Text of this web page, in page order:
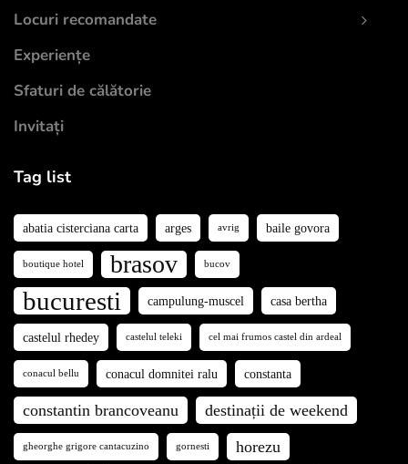
Locuri recomandate
Experiențe
Sfaturi de călătorie
Invitați
Tag list
abatia cisterciana carta arges avrig baile govora
boutique hotel brasov bucov
bucuresti campulung-muscel casa bertha
castelul rhedey castelul teleki cel mai frumos castel din ardeal
conacul bellu conacul domnitei ralu constanta
constantin brancoveanu destinații de weekend
gheorghe grigore cantacuzino gornesti horezu